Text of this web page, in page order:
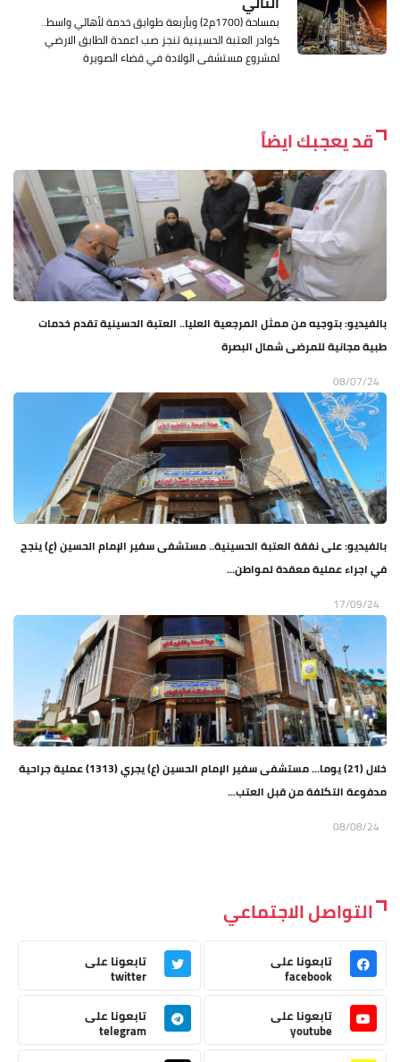
بمساحة (1700م2) وبأربعة طوابق خدمة لأهالي واسط..
كوادر العتبة الحسينية تنجز صب اعمدة الطابق الارضي
لمشروع مستشفى الولادة في قضاء الصويرة
قد يعجبك ايضاً
بالفيديو: بتوجيه من ممثل المرجعية العليا.. العتبة الحسينية تقدم خدمات
طبية مجانية للمرضى شمال البصرة
08/07/24
بالفيديو: على نفقة العتبة الحسينية.. مستشفى سفير الإمام الحسين (ع) ينجح
في اجراء عملية معقدة لمواطن...
17/09/24
خلال (21) يوما... مستشفى سفير الإمام الحسين (ع) يجري (1313) عملية جراحية
مدفوعة التكلفة من قبل العتب...
08/08/24
التواصل الاجتماعي
تابعونا على
facebook
تابعونا على
twitter
تابعونا على
youtube
تابعونا على
telegram